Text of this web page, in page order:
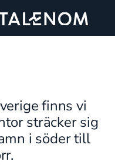
finns vi
sträcker sig
i söder till